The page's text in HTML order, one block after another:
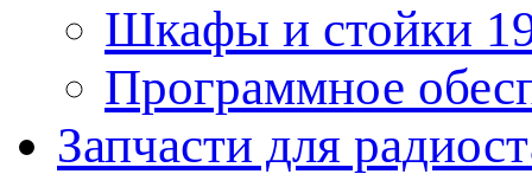
Шкафы и стойки
Программное
Запчасти для